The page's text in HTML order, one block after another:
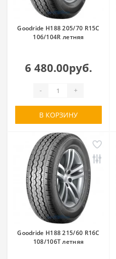
Goodride H188 205/70 R15C
106/104R летняя
6 480.00руб.
- +
В КОРЗИНУ
Goodride H188 215/60 R16C
108/106T летняя